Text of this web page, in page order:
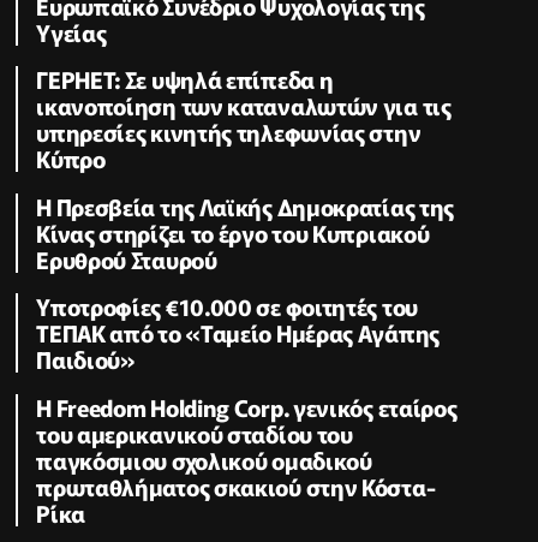
Υγείας
ΓΕΡΗΕΤ: Σε υψηλά επίπεδα η
ικανοποίηση των καταναλωτών για τις
υπηρεσίες κινητής τηλεφωνίας στην
Κύπρο
Η Πρεσβεία της Λαϊκής Δημοκρατίας της
Κίνας στηρίζει το έργο του Κυπριακού
Ερυθρού Σταυρού
Υποτροφίες €10.000 σε φοιτητές του
ΤΕΠΑΚ από το «Ταμείο Ημέρας Αγάπης
Παιδιού»
Η Freedom Holding Corp. γενικός εταίρος
του αμερικανικού σταδίου του
παγκόσμιου σχολικού ομαδικού
πρωταθλήματος σκακιού στην Κόστα-
Ρίκα